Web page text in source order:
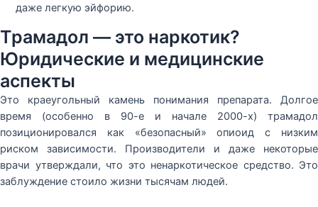
даже легкую эйфорию.
Трамадол — это наркотик?
Юридические и медицинские
аспекты
Это краеугольный камень понимания препарата. Долгое
время (особенно в 90-е и начале 2000-х) трамадол
позиционировался как «безопасный» опиоид с низким
риском зависимости. Производители и даже некоторые
врачи утверждали, что это ненаркотическое средство. Это
заблуждение стоило жизни тысячам людей.